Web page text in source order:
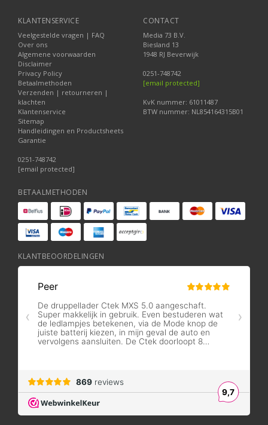
KLANTENSERVICE
Veelgestelde vragen | FAQ
Over ons
Algemene voorwaarden
Disclaimer
Privacy Policy
Betaalmethoden
Verzenden | retourneren |
klachten
Klantenservice
Sitemap
Handleidingen en Productsheets
Garantie
0251-748742
[email protected]
CONTACT
Media 73 B.V.
Biesland 13
1948 RJ Beverwijk
0251-748742
[email protected]
KvK nummer: 61011487
BTW nummer: NL854164315B01
BETAALMETHODEN
KLANTBEOORDELINGEN